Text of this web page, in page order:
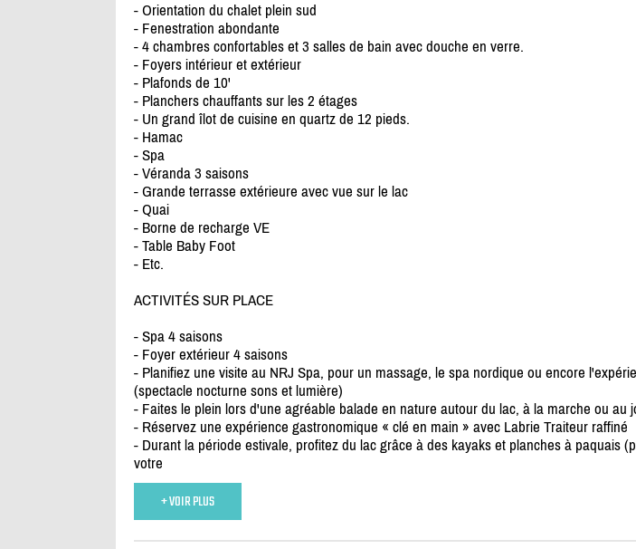
- Orientation du chalet plein sud
- Fenestration abondante
- 4 chambres confortables et 3 salles de bain avec douche en verre.
- Foyers intérieur et extérieur
- Plafonds de 10'
- Planchers chauffants sur les 2 étages
- Un grand îlot de cuisine en quartz de 12 pieds.
- Hamac
- Spa
- Véranda 3 saisons
- Grande terrasse extérieure avec vue sur le lac
- Quai
- Borne de recharge VE
- Table Baby Foot
- Etc.
ACTIVITÉS SUR PLACE
- Spa 4 saisons
- Foyer extérieur 4 saisons
- Planifiez une visite au NRJ Spa, pour un massage, le spa nordique ou encore
(spectacle nocturne sons et lumière)
- Faites le plein lors d'une agréable balade en nature autour du lac, à la marche ou au
- Réservez une expérience gastronomique « clé en main » avec Labrie Traiteur raffiné
- Durant la période estivale, profitez du lac grâce à des kayaks et planches à paquais
votre
+ VOIR PLUS